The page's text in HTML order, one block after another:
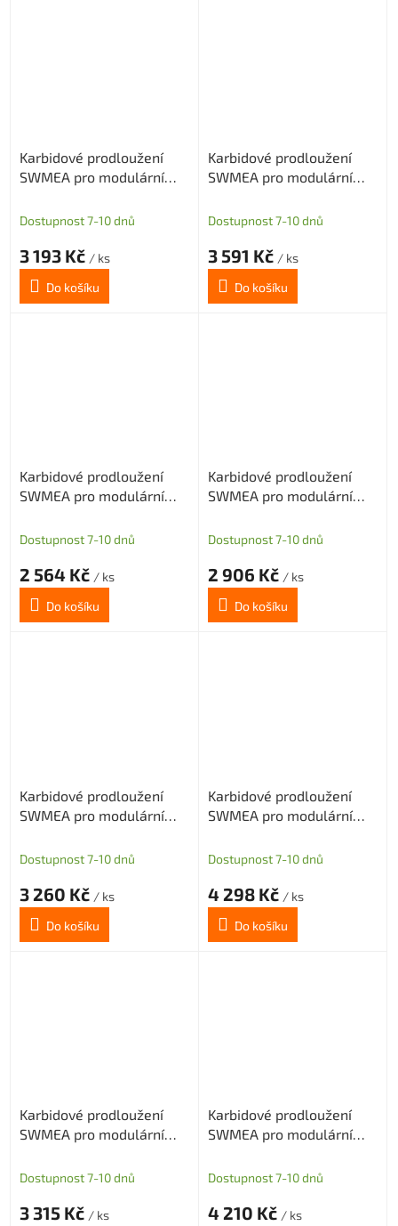
Karbidové prodloužení
SWMEA pro modulární
D=11
Dostupnost 7-10 dnů
3 193 Kč / ks
Do košíku
Karbidové prodloužení
SWMEA pro modulární
D=11
Dostupnost 7-10 dnů
3 591 Kč / ks
Do košíku
Karbidové prodloužení
SWMEA pro modulární
D=12
Dostupnost 7-10 dnů
2 564 Kč / ks
Do košíku
Karbidové prodloužení
SWMEA pro modulární
D=12
Dostupnost 7-10 dnů
2 906 Kč / ks
Do košíku
Karbidové prodloužení
SWMEA pro modulární
D=12
Dostupnost 7-10 dnů
3 260 Kč / ks
Do košíku
Karbidové prodloužení
SWMEA pro modulární
D=12
Dostupnost 7-10 dnů
4 298 Kč / ks
Do košíku
Karbidové prodloužení
SWMEA pro modulární
D=14
Dostupnost 7-10 dnů
3 315 Kč / ks
Karbidové prodloužení
SWMEA pro modulární
D=14
Dostupnost 7-10 dnů
4 210 Kč / ks